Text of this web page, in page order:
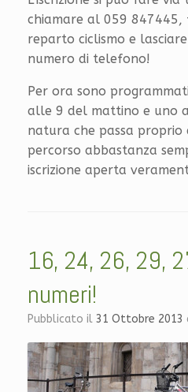
chiamare al 059 847445,
reparto ciclismo e
numero di telefono!
Per ora sono
alle 9 del mattino e uno
natura che passa
percorso abbastanza
iscrizione aperta
16, 24, 26, 29,
numeri!
Pubblicato il 31 Ottobre 2013